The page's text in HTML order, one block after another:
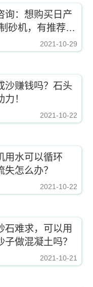
询：想购买日产
砂机，有推荐的
2021-10-29
沙赚钱吗？石头
！
2021-10-22
用水可以循环
失怎么办？
2021-10-22
石难求，可以用
子做混凝土吗？
2021-10-21